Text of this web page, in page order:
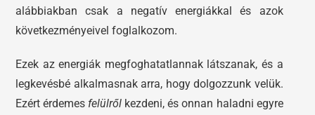
alábbiakban csak a negatív energiákkal és azok
következményeivel foglalkozom.
Ezek az energiák megfoghatatlannak látszanak, és a
legkevésbé alkalmasnak arra, hogy dolgozzunk velük.
Ezért érdemes felülről kezdeni, és onnan haladni egyre